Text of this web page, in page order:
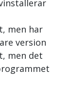
men har
version
men det